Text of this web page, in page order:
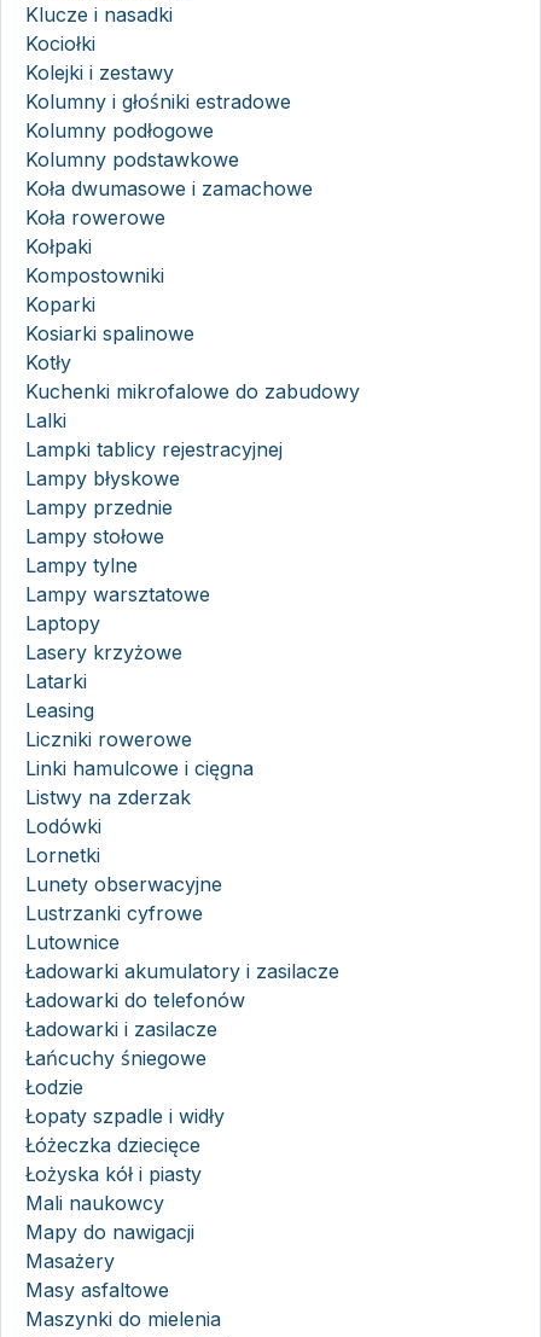
Klucze i nasadki
Kociołki
Kolejki i zestawy
Kolumny i głośniki estradowe
Kolumny podłogowe
Kolumny podstawkowe
Koła dwumasowe i zamachowe
Koła rowerowe
Kołpaki
Kompostowniki
Koparki
Kosiarki spalinowe
Kotły
Kuchenki mikrofalowe do zabudowy
Lalki
Lampki tablicy rejestracyjnej
Lampy błyskowe
Lampy przednie
Lampy stołowe
Lampy tylne
Lampy warsztatowe
Laptopy
Lasery krzyżowe
Latarki
Leasing
Liczniki rowerowe
Linki hamulcowe i cięgna
Listwy na zderzak
Lodówki
Lornetki
Lunety obserwacyjne
Lustrzanki cyfrowe
Lutownice
Ładowarki akumulatory i zasilacze
Ładowarki do telefonów
Ładowarki i zasilacze
Łańcuchy śniegowe
Łodzie
Łopaty szpadle i widły
Łóżeczka dziecięce
Łożyska kół i piasty
Mali naukowcy
Mapy do nawigacji
Masażery
Masy asfaltowe
Maszynki do mielenia